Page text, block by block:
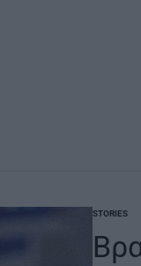
POSTED
STORIES